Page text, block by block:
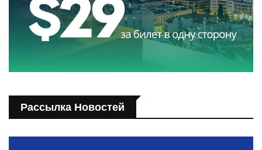
Рассылка Новостей